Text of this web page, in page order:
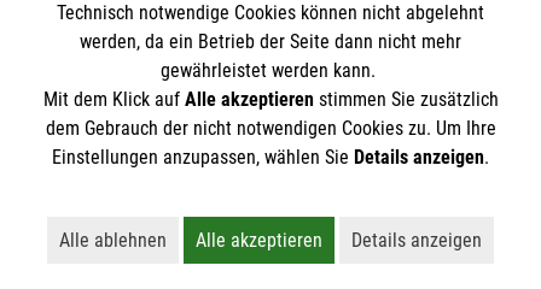
Rathsberger Str. 57
91054 Erlangen
Informationen
Anfahrt
Barrierefreiheit
Compliance
Soziale Netzwerke
Technisch notwendige Cookies können nicht abgelehnt
werden, da ein Betrieb der Seite dann nicht mehr
gewährleistet werden kann.
Mit dem Klick auf Alle akzeptierenstimmen Sie zusätzlich
dem Gebrauch der nicht notwendigen Cookies zu. Um Ihre
Einstellungen anzupassen, wählen Sie Details anzeigen.
Alle ablehnen
Lehnt alle nicht-essentiellen Cookies ab
Alle akzeptieren
Akzeptiert alle Cookies
Details anzeigen